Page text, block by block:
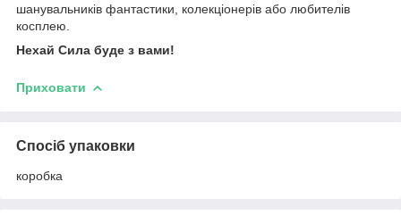
шанувальників фантастики, колекціонерів або любителів
косплею.
Нехай Сила буде з вами!
Приховати
Спосіб упаковки
коробка